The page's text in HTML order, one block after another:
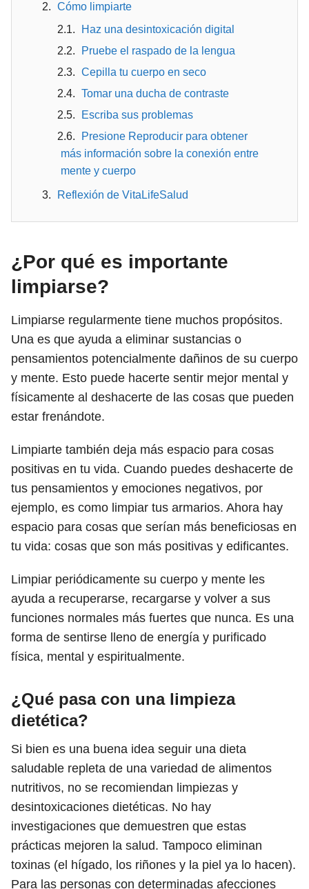
Cómo limpiarte
Haz una desintoxicación digital
Pruebe el raspado de la lengua
Cepilla tu cuerpo en seco
Tomar una ducha de contraste
Escriba sus problemas
Presione Reproducir para obtener
más información sobre la conexión entre
mente y cuerpo
Reflexión de VitaLifeSalud
¿Por qué es importante
limpiarse?
Limpiarse regularmente tiene muchos propósitos.
Una es que ayuda a eliminar sustancias o
pensamientos potencialmente dañinos de su cuerpo
y mente. Esto puede hacerte sentir mejor mental y
físicamente al deshacerte de las cosas que pueden
estar frenándote.
Limpiarte también deja más espacio para cosas
positivas en tu vida. Cuando puedes deshacerte de
tus pensamientos y emociones negativos, por
ejemplo, es como limpiar tus armarios. Ahora hay
espacio para cosas que serían más beneficiosas en
tu vida: cosas que son más positivas y edificantes.
Limpiar periódicamente su cuerpo y mente les
ayuda a recuperarse, recargarse y volver a sus
funciones normales más fuertes que nunca. Es una
forma de sentirse lleno de energía y purificado
física, mental y espiritualmente.
¿Qué pasa con una limpieza
dietética?
Si bien es una buena idea seguir una dieta
saludable repleta de una variedad de alimentos
nutritivos, no se recomiendan limpiezas y
desintoxicaciones dietéticas. No hay
investigaciones que demuestren que estas
prácticas mejoren la salud. Tampoco eliminan
toxinas (el hígado, los riñones y la piel ya lo hacen).
Para las personas con determinadas afecciones